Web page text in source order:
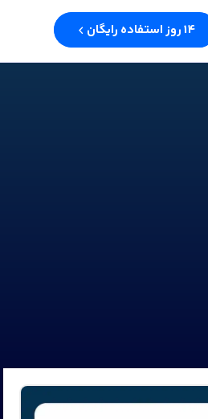
14 روز استفاده رایگان